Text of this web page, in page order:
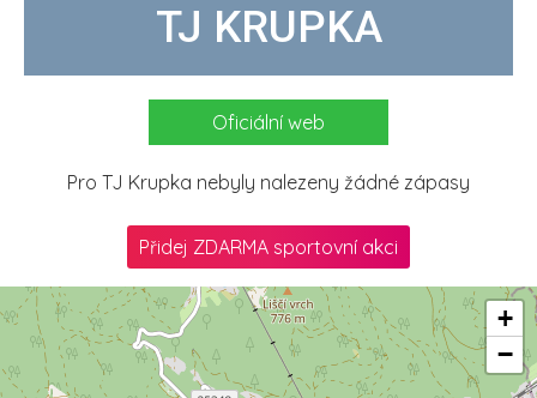
TJ KRUPKA
Oficiální web
Pro TJ Krupka nebyly nalezeny žádné zápasy
Přidej ZDARMA sportovní akci
+
−